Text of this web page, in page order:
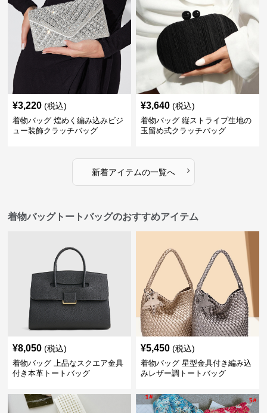
¥3,220 (税込)
着物バッグ 煌めく編み込みビジ
ュー装飾クラッチバッグ
¥3,640 (税込)
着物バッグ 縦ストライプ生地の
玉留め式クラッチバッグ
新着アイテムの一覧へ ›
着物バッグトートバッグのおすすめアイテム
¥8,050 (税込)
着物バッグ 上品なスクエア金具
付き本革トートバッグ
¥5,450 (税込)
着物バッグ 星型金具付き編み込
みレザー調トートバッグ